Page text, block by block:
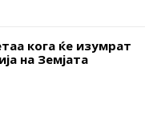
кога ќе изумрат
на Земјата